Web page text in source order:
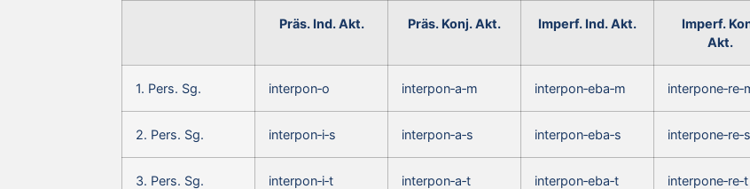
Präs. Ind. Akt. Präs. Konj. Akt. Imperf. Ind. Akt.
Imperf.
Akt.
1. Pers. Sg. interpon‑o interpon‑a‑m interpon‑eba‑m
2. Pers. Sg. interpon‑i‑s interpon‑a‑s interpon‑eba‑s interpone‑re‑s
3. Pers. Sg. interpon‑i‑t interpon‑a‑t interpon‑eba‑t interpone‑re‑t